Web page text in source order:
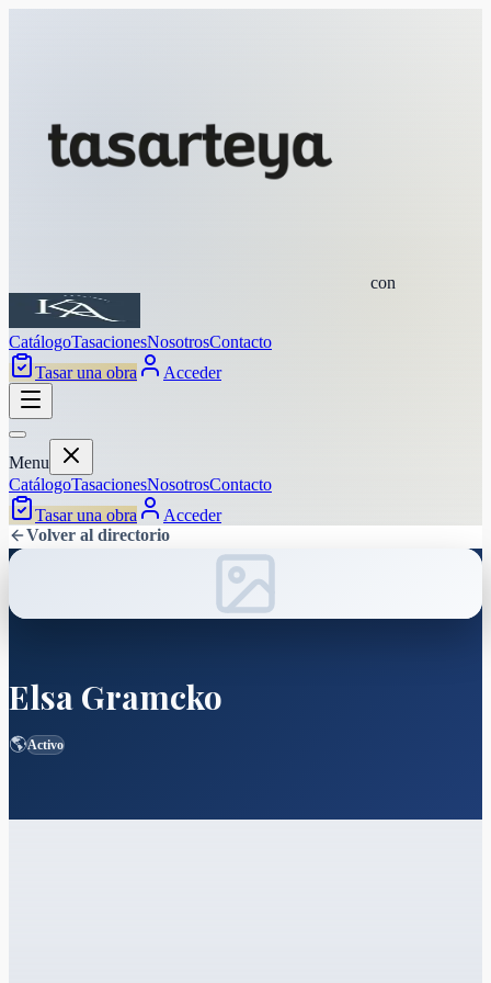
con
CatálogoTasacionesNosotrosContacto
Tasar una obra
Acceder
Menu
CatálogoTasacionesNosotrosContacto
Tasar una obra
Acceder
Volver al directorio
Elsa Gramcko
🌎Activo